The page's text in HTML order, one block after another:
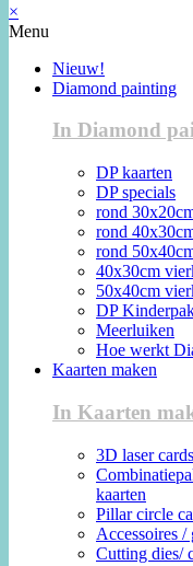
×
Menu
Nieuw!
Diamond painting
In Diamond
DP kaarten
DP specials
rond
rond
rond
40x30cm
50x40cm
DP
Meerluiken
Hoe werkt
Kaarten maken
In Kaarten
3D laser
kaarten
Pillar circle
Accessoires /
Cutting dies/